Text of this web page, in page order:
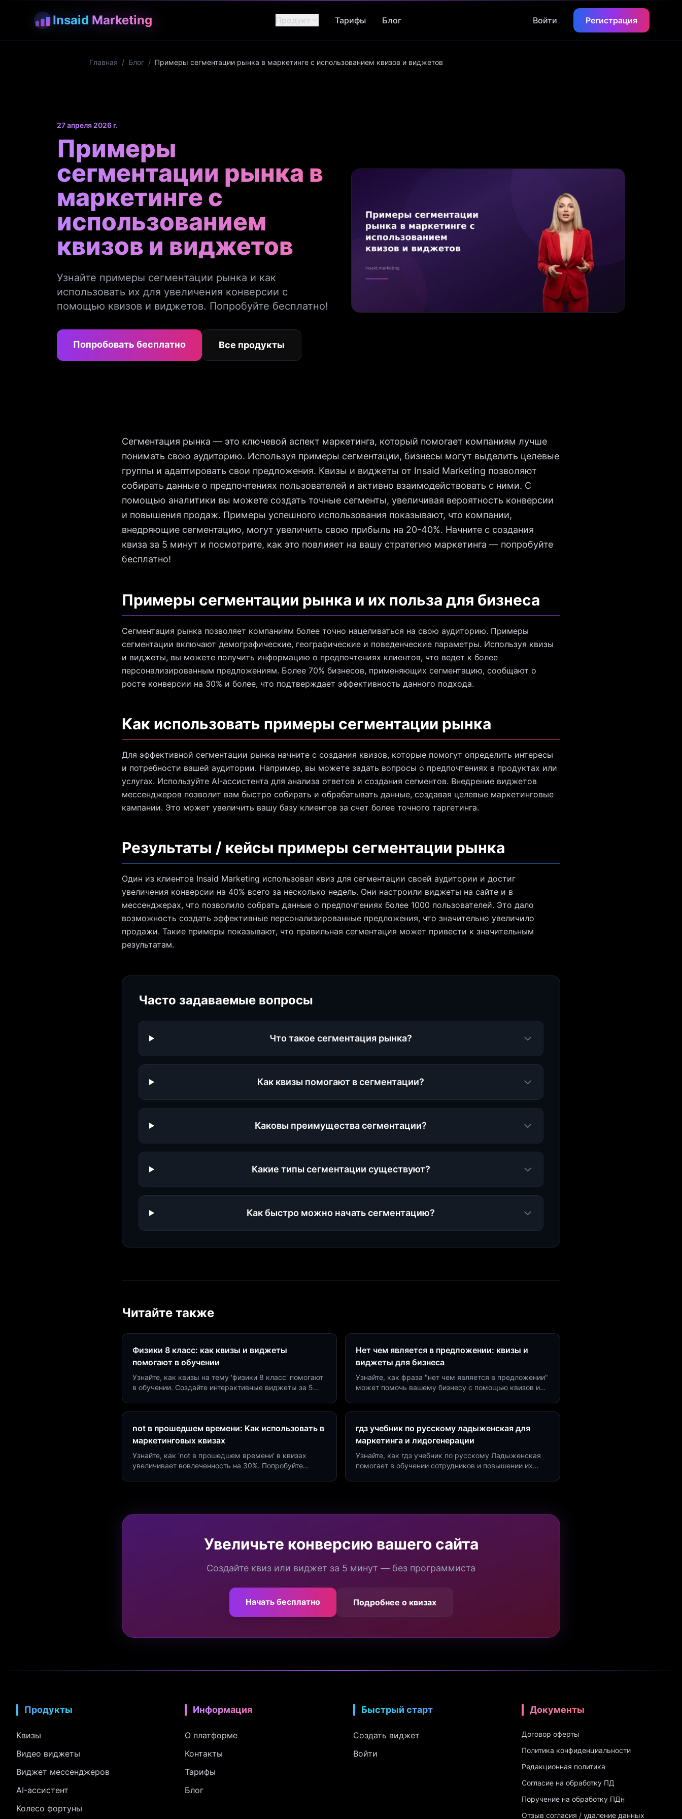
Insaid Marketing Продукт Тарифы Блог Войти Регистрация
Главная / Блог / Примеры сегментации рынка в маркетинге с использованием квизов и виджетов
27 апреля 2026 г.
Примеры
сегментации рынка в
маркетинге с
использованием
квизов и виджетов
Узнайте примеры сегментации рынка и как
использовать их для увеличения конверсии с
помощью квизов и виджетов. Попробуйте бесплатно!
Попробовать бесплатно Все продукты
Сегментация рынка — это ключевой аспект маркетинга, который помогает компаниям лучше
понимать свою аудиторию. Используя примеры сегментации, бизнесы могут выделить целевые
группы и адаптировать свои предложения. Квизы и виджеты от Insaid Marketing позволяют
собирать данные о предпочтениях пользователей и активно взаимодействовать с ними. С
помощью аналитики вы можете создать точные сегменты, увеличивая вероятность конверсии
и повышения продаж. Примеры успешного использования показывают, что компании,
внедряющие сегментацию, могут увеличить свою прибыль на 20-40%. Начните с создания
квиза за 5 минут и посмотрите, как это повлияет на вашу стратегию маркетинга — попробуйте
бесплатно!
Примеры сегментации рынка и их польза для бизнеса
Сегментация рынка позволяет компаниям более точно нацеливаться на свою аудиторию. Примеры
сегментации включают демографические, географические и поведенческие параметры. Используя квизы
и виджеты, вы можете получить информацию о предпочтениях клиентов, что ведет к более
персонализированным предложениям. Более 70% бизнесов, применяющих сегментацию, сообщают о
росте конверсии на 30% и более, что подтверждает эффективность данного подхода.
Как использовать примеры сегментации рынка
Для эффективной сегментации рынка начните с создания квизов, которые помогут определить интересы
и потребности вашей аудитории. Например, вы можете задать вопросы о предпочтениях в продуктах или
услугах. Используйте AI-ассистента для анализа ответов и создания сегментов. Внедрение виджетов
мессенджеров позволит вам быстро собирать и обрабатывать данные, создавая целевые маркетинговые
кампании. Это может увеличить вашу базу клиентов за счет более точного таргетинга.
Результаты / кейсы примеры сегментации рынка
Один из клиентов Insaid Marketing использовал квиз для сегментации своей аудитории и достиг
увеличения конверсии на 40% всего за несколько недель. Они настроили виджеты на сайте и в
мессенджерах, что позволило собрать данные о предпочтениях более 1000 пользователей. Это дало
возможность создать эффективные персонализированные предложения, что значительно увеличило
продажи. Такие примеры показывают, что правильная сегментация может привести к значительным
результатам.
Часто задаваемые вопросы
Что такое сегментация рынка?
Как квизы помогают в сегментации?
Каковы преимущества сегментации?
Какие типы сегментации существуют?
Как быстро можно начать сегментацию?
Читайте также
Физики 8 класс: как квизы и виджеты
помогают в обучении
Узнайте, как квизы на тему 'физики 8 класс' помогают
в обучении. Создайте интерактивные виджеты за 5
Нет чем является в предложении: квизы и
виджеты для бизнеса
Узнайте, как фраза "нет чем является в предложении"
может помочь вашему бизнесу с помощью квизов и
not в прошедшем времени: Как использовать в
маркетинговых квизах
Узнайте, как 'not в прошедшем времени' в квизах
увеличивает вовлеченность на 30%. Попробуйте
гдз учебник по русскому ладыженская для
маркетинга и лидогенерации
Узнайте, как гдз учебник по русскому Ладыженская
помогает в обучении сотрудников и повышении их
Увеличьте конверсию вашего сайта
Создайте квиз или виджет за 5 минут — без программиста
Начать бесплатно Подробнее о квизах
Продукты
Квизы
Видео виджеты
Виджет мессенджеров
AI-ассистент
Колесо фортуны
Информация
О платформе
Контакты
Тарифы
Блог
Быстрый старт
Создать виджет
Войти
Документы
Договор оферты
Политика конфиденциальности
Редакционная политика
Согласие на обработку ПД
Поручение на обработку ПДн
Отзыв согласия / удаление данных